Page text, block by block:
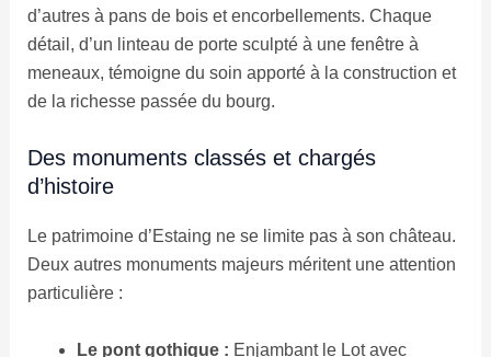
d’autres à pans de bois et encorbellements. Chaque
détail, d’un linteau de porte sculpté à une fenêtre à
meneaux, témoigne du soin apporté à la construction et
de la richesse passée du bourg.
Des monuments classés et chargés
d’histoire
Le patrimoine d’Estaing ne se limite pas à son château.
Deux autres monuments majeurs méritent une attention
particulière :
Le pont gothique : Enjambant le Lot avec